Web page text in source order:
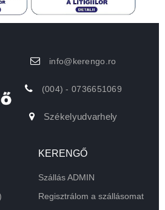
info@kerengo.ro
(004) - 0736651069
Székelyudvarhely
KERENGŐ
Szállás ADMIN
Regisztrálom a szállásomat